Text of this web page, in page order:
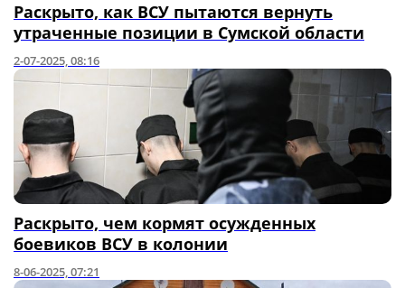
Раскрыто, как ВСУ пытаются вернуть
утраченные позиции в Сумской области
2-07-2025, 08:16
Раскрыто, чем кормят осужденных
боевиков ВСУ в колонии
8-06-2025, 07:21